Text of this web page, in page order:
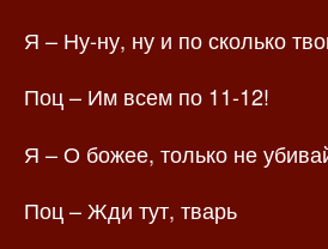
Я – Ну-ну, ну и по сколько
Поц – Им всем по 11-12!
Я – О божее, только не
Поц – Жди тут, тварь